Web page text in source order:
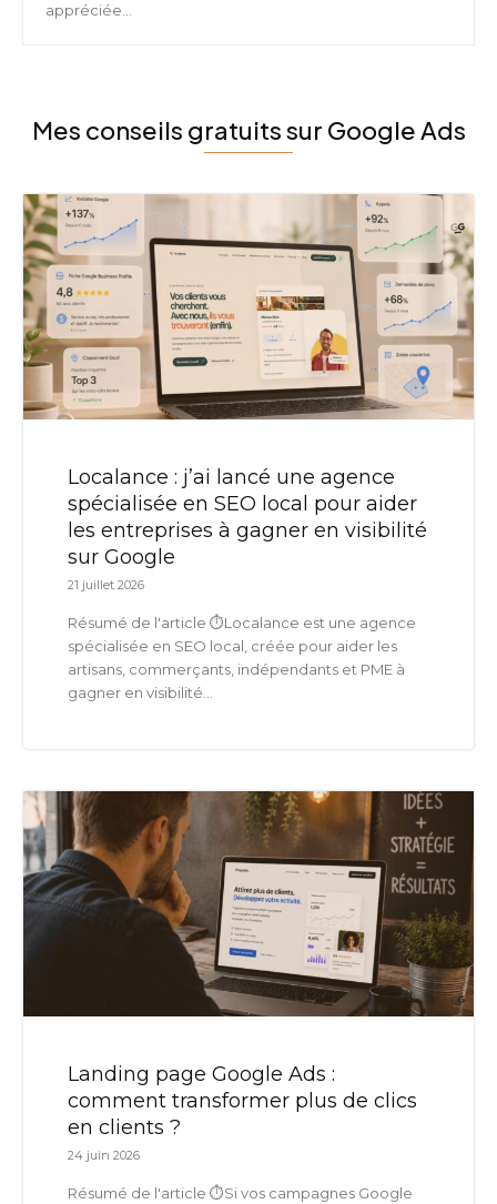
appréciée...
Mes conseils gratuits sur Google Ads
Localance : j’ai lancé une agence
spécialisée en SEO local pour aider
les entreprises à gagner en visibilité
sur Google
21 juillet 2026
Résumé de l'article ⏱️Localance est une agence
spécialisée en SEO local, créée pour aider les
artisans, commerçants, indépendants et PME à
gagner en visibilité...
Landing page Google Ads :
comment transformer plus de clics
en clients ?
24 juin 2026
Résumé de l'article ⏱️Si vos campagnes Google